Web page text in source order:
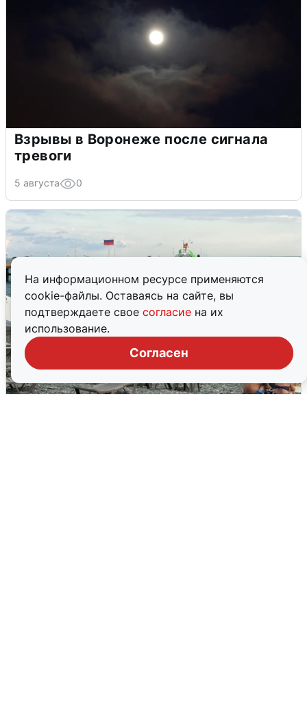
На информационном ресурсе применяются
cookie-файлы. Оставаясь на сайте, вы
подтверждаете свое согласие на их
использование.
Согласен
Взрывы в Воронеже после сигнала
тревоги
5 августа 0